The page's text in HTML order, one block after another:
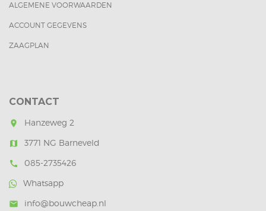
ALGEMENE VOORWAARDEN
ACCOUNT GEGEVENS
ZAAGPLAN
CONTACT
room Hanzeweg 2
map 3771 NG Barneveld
call
085-2735426
Whatsapp
mail info@bouwcheap.nl